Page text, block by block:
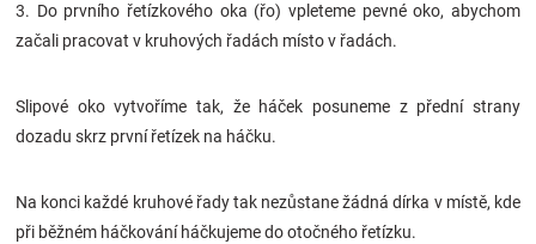
3. Do prvního řetízkového oka (řo) vpleteme pevné oko, abychom
začali pracovat v kruhových řadách místo v řadách.
Slipové oko vytvoříme tak, že háček posuneme z přední strany
dozadu skrz první řetízek na háčku.
Na konci každé kruhové řady tak nezůstane žádná dírka v místě, kde
při běžném háčkování háčkujeme do otočného řetízku.